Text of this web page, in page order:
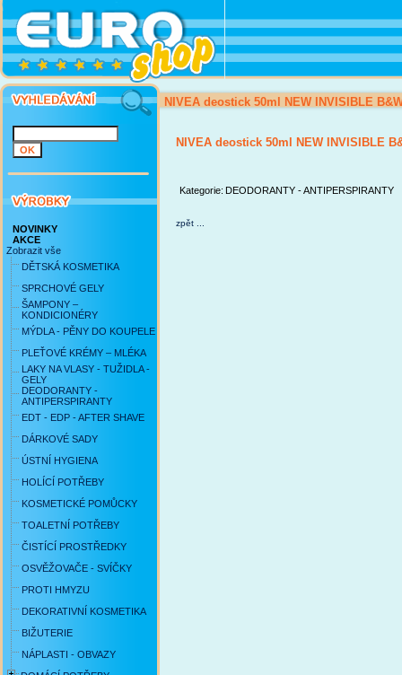
NOVINKY
AKCE
Zobrazit vše
DĚTSKÁ KOSMETIKA
SPRCHOVÉ GELY
ŠAMPONY –
KONDICIONÉRY
MÝDLA - PĚNY DO KOUPELE
PLEŤOVÉ KRÉMY – MLÉKA
LAKY NA VLASY - TUŽIDLA -
GELY
DEODORANTY -
ANTIPERSPIRANTY
EDT - EDP - AFTER SHAVE
DÁRKOVÉ SADY
ÚSTNÍ HYGIENA
HOLÍCÍ POTŘEBY
KOSMETICKÉ POMŮCKY
TOALETNÍ POTŘEBY
ČISTÍCÍ PROSTŘEDKY
OSVĚŽOVAČE - SVÍČKY
PROTI HMYZU
DEKORATIVNÍ KOSMETIKA
BIŽUTERIE
NÁPLASTI - OBVAZY
NIVEA deostick 50ml NEW INVISIBLE
NIVEA deostick 50ml NEW INVISIBLE
Kategorie: DEODORANTY - ANTIPERSPIRANTY
zpět ...